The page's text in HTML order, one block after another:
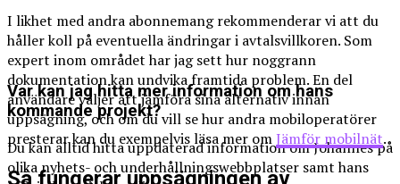
Var kan jag hitta mer information om hans
kommande projekt?
Du kan alltid hitta uppdaterad information om Johannes på
olika nyhets- och underhållningswebbplatser samt hans
I likhet med andra abonnemang rekommenderar vi att du
håller koll på eventuella ändringar i avtalsvillkoren. Som
expert inom området har jag sett hur noggrann
dokumentation kan undvika framtida problem. En del
användare väljer att jämföra sina alternativ innan
uppsägning, och om du vill se hur andra mobiloperatörer
presterar kan du exempelvis läsa mer omJämför mobilnät.
Så fungerar uppsägningen av